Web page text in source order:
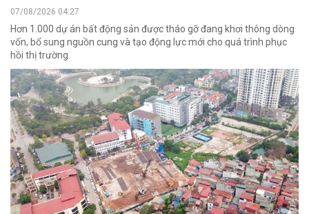
07/08/2026 04:27
Hơn 1.000 dự án bất động sản được tháo gỡ đang khơi thông dòng
vốn, bổ sung nguồn cung và tạo động lực mới cho quá trình phục
hồi thị trường.